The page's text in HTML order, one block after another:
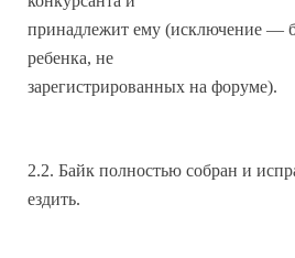
принадлежит ему (исключение —
ребенка, не
зарегистрированных на форуме).
2.2. Байк полностью собран и
ездить.